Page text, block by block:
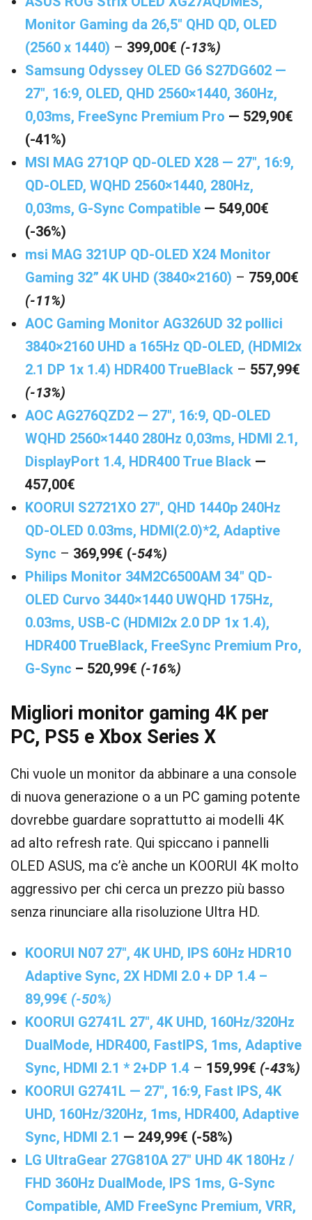
Monitor Gaming da 26,5″ QHD QD, OLED
(2560 x 1440) – 399,00€ (-13%)
Samsung Odyssey OLED G6 S27DG602 —
27″, 16:9, OLED, QHD 2560×1440, 360Hz,
0,03ms, FreeSync Premium Pro — 529,90€
(-41%)
MSI MAG 271QP QD-OLED X28 — 27″, 16:9,
QD-OLED, WQHD 2560×1440, 280Hz,
0,03ms, G-Sync Compatible — 549,00€
(-36%)
msi MAG 321UP QD-OLED X24 Monitor
Gaming 32” 4K UHD (3840×2160) – 759,00€
(-11%)
AOC Gaming Monitor AG326UD 32 pollici
3840×2160 UHD a 165Hz QD-OLED, (HDMI2x
2.1 DP 1x 1.4) HDR400 TrueBlack – 557,99€
(-13%)
AOC AG276QZD2 — 27″, 16:9, QD-OLED
WQHD 2560×1440 280Hz 0,03ms, HDMI 2.1,
DisplayPort 1.4, HDR400 True Black —
457,00€
KOORUI S2721XO 27″, QHD 1440p 240Hz
QD-OLED 0.03ms, HDMI(2.0)*2, Adaptive
Sync – 369,99€ (-54%)
Philips Monitor 34M2C6500AM 34″ QD-
OLED Curvo 3440×1440 UWQHD 175Hz,
0.03ms, USB-C (HDMI2x 2.0 DP 1x 1.4),
HDR400 TrueBlack, FreeSync Premium Pro,
G-Sync – 520,99€ (-16%)
Migliori monitor gaming 4K per
PC, PS5 e Xbox Series X
Chi vuole un monitor da abbinare a una console
di nuova generazione o a un PC gaming potente
dovrebbe guardare soprattutto ai modelli 4K
ad alto refresh rate. Qui spiccano i pannelli
OLED ASUS, ma c’è anche un KOORUI 4K molto
aggressivo per chi cerca un prezzo più basso
senza rinunciare alla risoluzione Ultra HD.
KOORUI N07 27″, 4K UHD, IPS 60Hz HDR10
Adaptive Sync, 2X HDMI 2.0 + DP 1.4 –
89,99€ (-50%)
KOORUI G2741L 27″, 4K UHD, 160Hz/320Hz
DualMode, HDR400, FastIPS, 1ms, Adaptive
Sync, HDMI 2.1 * 2+DP 1.4 – 159,99€ (-43%)
KOORUI G2741L — 27″, 16:9, Fast IPS, 4K
UHD, 160Hz/320Hz, 1ms, HDR400, Adaptive
Sync, HDMI 2.1 — 249,99€ (-58%)
LG UltraGear 27G810A 27″ UHD 4K 180Hz /
FHD 360Hz DualMode, IPS 1ms, G-Sync
Compatible, AMD FreeSync Premium, VRR,